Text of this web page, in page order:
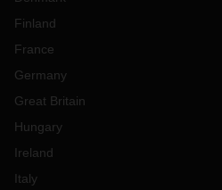
Finland
France
Germany
Great Britain
Hungary
Ireland
Italy